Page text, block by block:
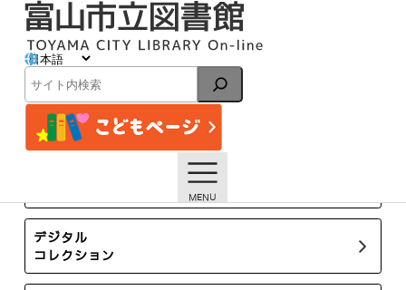
検
索
イベント
トップページ
イベント一覧
富山大学連携セミナー「身近なことから、こどものこころと
健康を考えよう」
デジタル
コレクション